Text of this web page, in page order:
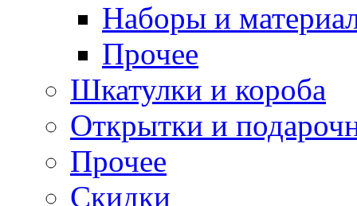
Наборы и
Прочее
Шкатулки и короба
Открытки и
Прочее
Скидки